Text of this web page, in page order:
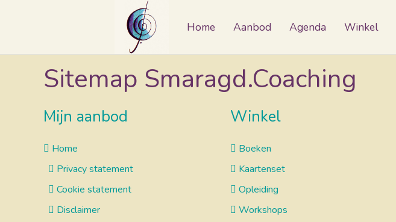
Home Aanbod Agenda Winkel
Sitemap Smaragd.Coaching
Mijn aanbod
Home
Privacy statement
Cookie statement
Disclaimer
Winkel
Boeken
Kaartenset
Opleiding
Workshops